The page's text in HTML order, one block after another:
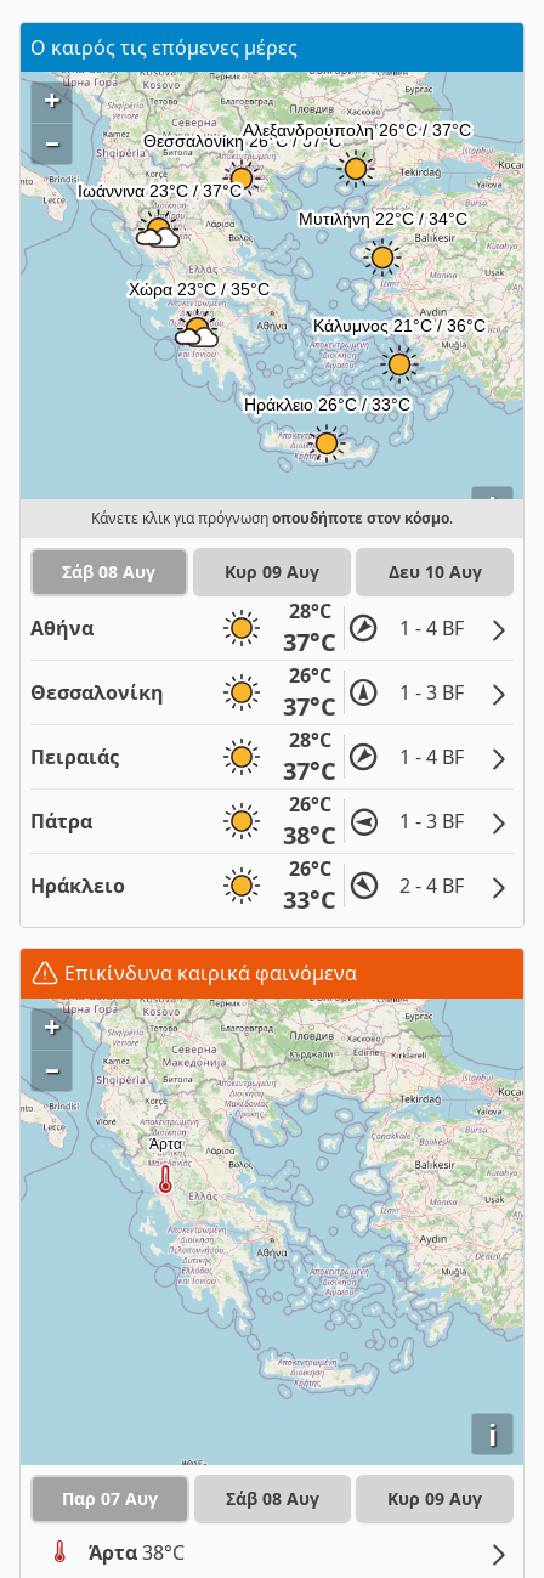
Ο καιρός τις επόμενες μέρες
i
+
–
Κάνετε κλικ για πρόγνωσηοπουδήποτε στον κόσμο.
Σάβ 08 Αυγ Κυρ 09 Αυγ Δευ 10 Αυγ
Αθήνα
28°C
37°C 1 - 4 BF
Θεσσαλονίκη
26°C
37°C 1 - 3 BF
Πειραιάς
28°C
37°C 1 - 4 BF
Πάτρα
26°C
38°C 1 - 3 BF
Ηράκλειο
26°C
33°C 2 - 4 BF
Επικίνδυνα καιρικά φαινόμενα
i
+
–
Παρ 07 Αυγ Σάβ 08 Αυγ Κυρ 09 Αυγ
Άρτα38°C